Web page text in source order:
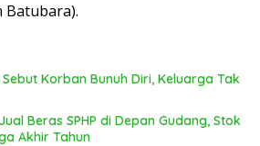
Batubara).
Korban Bunuh Diri, Keluarga Tak
Beras SPHP di Depan Gudang, Stok
Akhir Tahun